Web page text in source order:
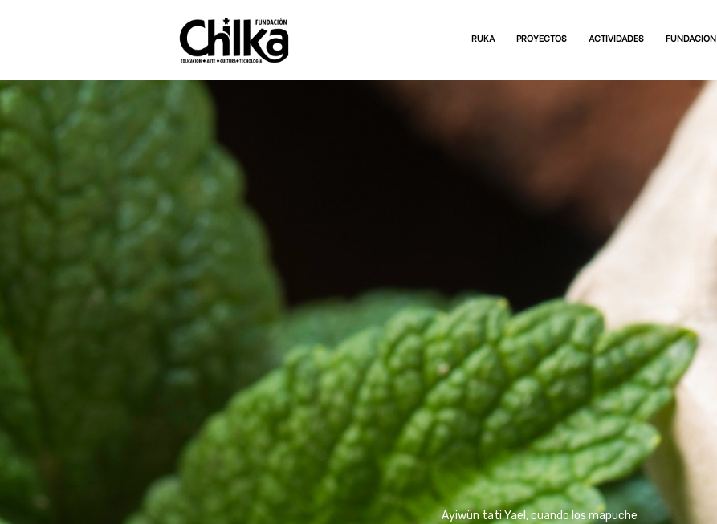
RUKA PROYECTOS ACTIVIDADES FUNDACION
Ayiwün tati Yael, cuando los mapuche